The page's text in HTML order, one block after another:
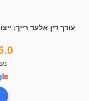
עורך דין אלעד רייך:
le